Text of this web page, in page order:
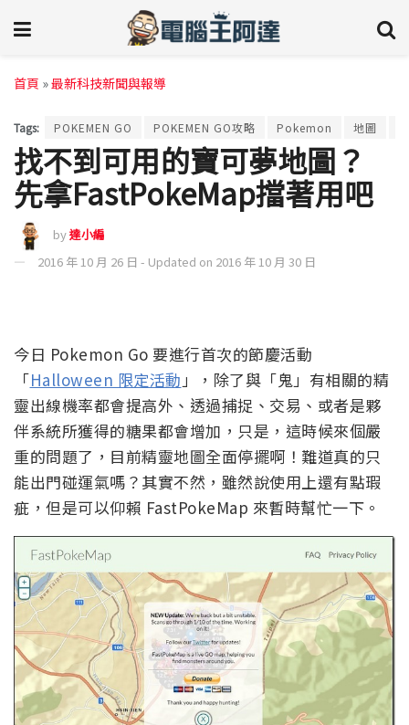
首頁 »最新科技新聞與報導
Tags: POKEMEN GO POKEMEN GO攻略 Pokemon 地圖
找不到可用的寶可夢地圖？
先拿FastPokeMap擋著用吧
by達小編
2016 年 10 月 26 日 - Updated on 2016 年 10 月 30 日
今日 Pokemon Go 要進行首次的節慶活動
「Halloween 限定活動」，除了與「鬼」有相關的精
靈出線機率都會提高外、透過捕捉、交易、或者是夥
伴系統所獲得的糖果都會增加，只是，這時候來個嚴
重的問題了，目前精靈地圖全面停擺啊！難道真的只
能出門碰運氣嗎？其實不然，雖然說使用上還有點瑕
疵，但是可以仰賴 FastPokeMap 來暫時幫忙一下。